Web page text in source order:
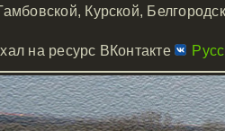
Курской,
на ресурс ВКонтакте